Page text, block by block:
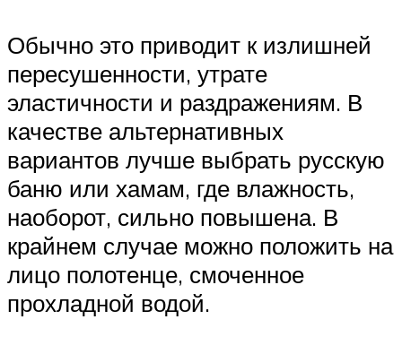
Обычно это приводит к излишней
пересушенности, утрате
эластичности и раздражениям. В
качестве альтернативных
вариантов лучше выбрать русскую
баню или хамам, где влажность,
наоборот, сильно повышена. В
крайнем случае можно положить на
лицо полотенце, смоченное
прохладной водой.